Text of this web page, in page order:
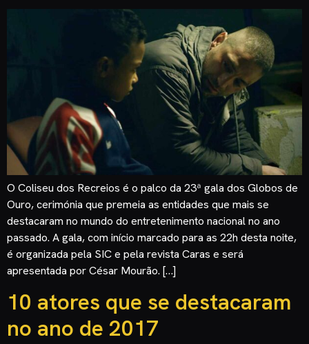
O Coliseu dos Recreios é o palco da 23ª gala dos Globos de
Ouro, cerimónia que premeia as entidades que mais se
destacaram no mundo do entretenimento nacional no ano
passado. A gala, com início marcado para as 22h desta noite,
é organizada pela SIC e pela revista Caras e será
apresentada por César Mourão. […]
10 atores que se destacaram
no ano de 2017